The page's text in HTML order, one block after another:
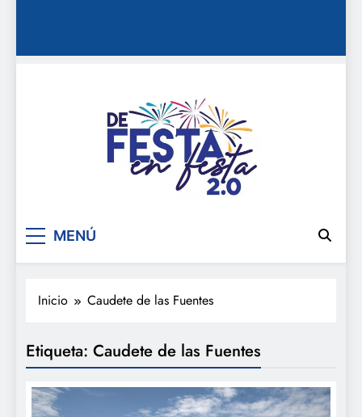
De festa en festa 2.0
MENÚ
Inicio Caudete de las Fuentes
Etiqueta: Caudete de las Fuentes